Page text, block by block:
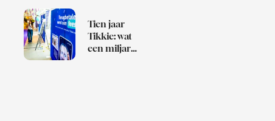
Tien jaar
Tikkie: wat
een miljard